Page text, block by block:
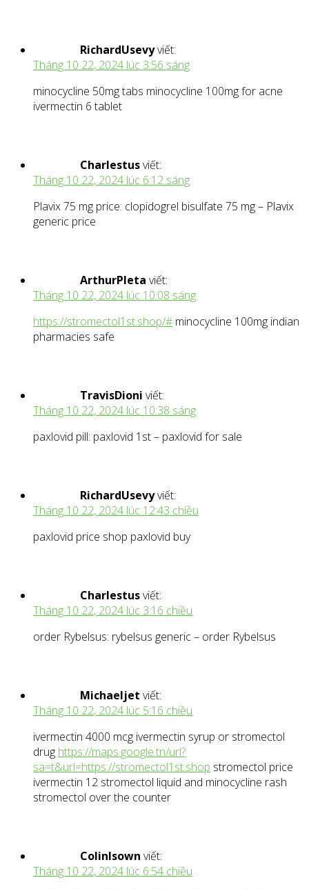
RichardUsevyviết:
Tháng 10 22, 2024 lúc 3:56 sáng
minocycline 50mg tabs minocycline 100mg for acne
ivermectin 6 tablet
Charlestusviết:
Tháng 10 22, 2024 lúc 6:12 sáng
Plavix 75 mg price: clopidogrel bisulfate 75 mg – Plavix
generic price
ArthurPleta viết:
Tháng 10 22, 2024 lúc 10:08 sáng
https://stromectol1st.shop/# minocycline 100mg indian
pharmacies safe
TravisDioni viết:
Tháng 10 22, 2024 lúc 10:38 sáng
paxlovid pill: paxlovid 1st – paxlovid for sale
RichardUsevyviết:
Tháng 10 22, 2024 lúc 12:43 chiều
paxlovid price shop paxlovid buy
Charlestusviết:
Tháng 10 22, 2024 lúc 3:16 chiều
order Rybelsus: rybelsus generic – order Rybelsus
Michaeljet viết:
Tháng 10 22, 2024 lúc 5:16 chiều
ivermectin 4000 mcg ivermectin syrup or stromectol
drug https://maps.google.tn/url?
sa=t&url=https://stromectol1st.shop stromectol price
ivermectin 12 stromectol liquid and minocycline rash
stromectol over the counter
ColinIsown viết:
Tháng 10 22, 2024 lúc 6:54 chiều